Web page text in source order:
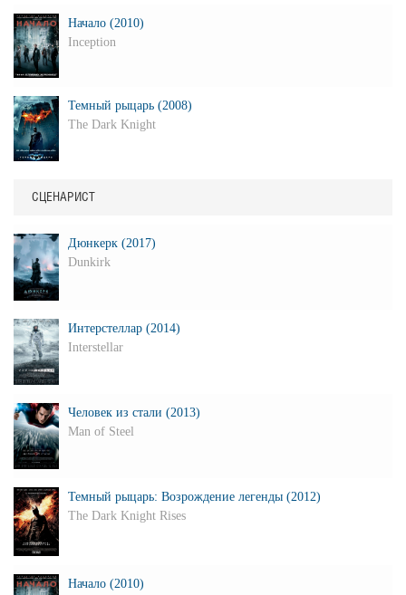
Начало (2010)
Inception
Темный рыцарь (2008)
The Dark Knight
СЦЕНАРИСТ
Дюнкерк (2017)
Dunkirk
Интерстеллар (2014)
Interstellar
Человек из стали (2013)
Man of Steel
Темный рыцарь: Возрождение легенды (2012)
The Dark Knight Rises
Начало (2010)